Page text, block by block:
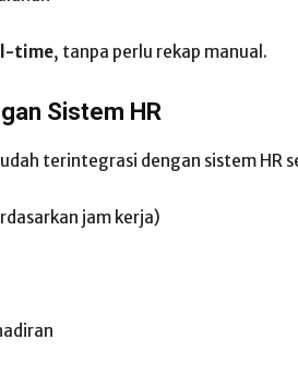
time, tanpa perlu rekap manual.
Sistem HR
terintegrasi dengan sistem HR
jam kerja)